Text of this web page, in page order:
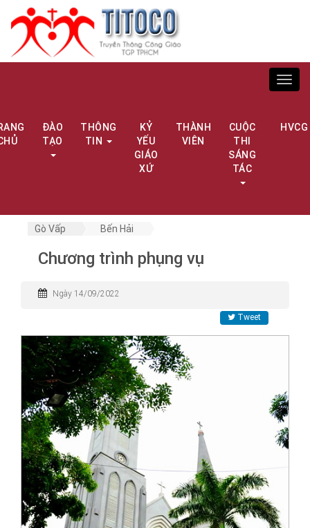
ĐÀO
TẠO
THÔNG
TIN
KỶ
YẾU
GIÁO
XỨ
THÀNH
VIÊN
CUỘC
THI
SÁNG
TÁC
HVCG
Gò Vấp Bến Hải
Chương trình phụng vụ
Ngày 14/09/2022
Tweet